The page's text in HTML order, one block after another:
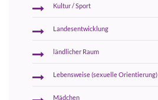
Kultur / Sport
Landesentwicklung
ländlicher Raum
Lebensweise (sexuelle Orientierung)
Mädchen